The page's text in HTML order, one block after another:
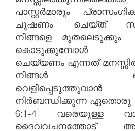
പാസ്റ്റർമാരും
ചൂഷണം ചെയ്ത്
നിങ്ങളെ മുതലെടുക്കും.
കൊടുക്കുമ്പോൾ
ചെയ്യണം എന്നത്
നിങ്ങൾ
നിർബന്ധിക്കുന്ന ഏതൊരു
6:1-4 വരെയുള്ള
ദൈവവചനത്തോട്